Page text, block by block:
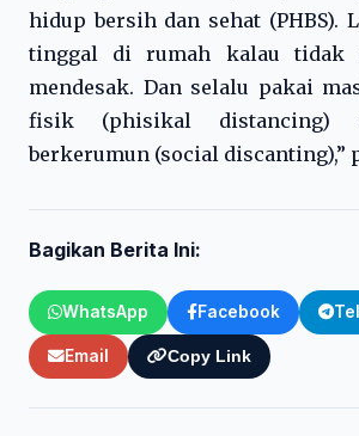
hidup bersih dan sehat (PHBS).
tinggal di rumah kalau tidak
mendesak. Dan selalu pakai
fisik (phisikal distancing)
berkerumun (social discanting),”
Bagikan Berita Ini:
WhatsApp Facebook
Email Copy Link